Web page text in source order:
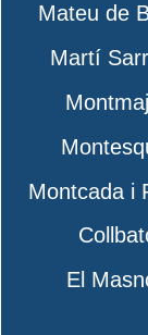
Mateu de
Martí
Montcada i
El